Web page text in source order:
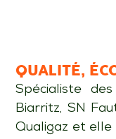
QUALITÉ,
Spécialiste
Biarritz, SN
Qualigaz et elle